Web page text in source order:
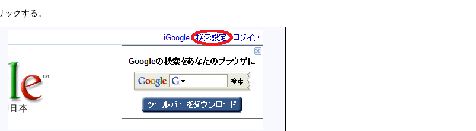
クする。